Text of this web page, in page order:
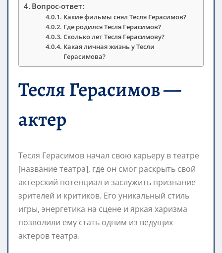
Вопрос-ответ:
Какие фильмы снял Тесля Герасимов?
Где родился Тесля Герасимов?
Сколько лет Тесля Герасимову?
Какая личная жизнь у Тесли
Герасимова?
Тесля Герасимов —
актер
Тесля Герасимов начал свою карьеру в театре
[название театра], где он смог раскрыть свой
актерский потенциал и заслужить признание
зрителей и критиков. Его уникальный стиль
игры, энергетика на сцене и яркая харизма
позволили ему стать одним из ведущих
актеров театра.